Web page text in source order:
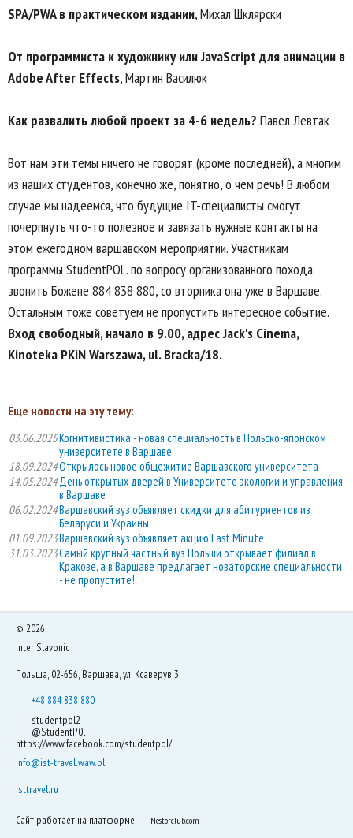
SPA/PWA в практическом издании, Михал Шклярски
От программиста к художнику или JavaScript для анимации в
Adobe After Effects, Мартин Василюк
Как развалить любой проект за 4-6 недель? Павел Левтак
Вот нам эти темы ничего не говорят (кроме последней), а многим
из наших студентов, конечно же, понятно, о чем речь! В любом
случае мы надеемся, что будущие IT-специалисты смогут
почерпнуть что-то полезное и завязать нужные контакты на
этом ежегодном варшавском мероприятии. Участникам
программы StudentPOL. по вопросу организованного похода
звонить Божене 884 838 880, со вторника она уже в Варшаве.
Остальным тоже советуем не пропустить интересное событие.
Вход свободный, начало в 9.00, адрес Jack's Cinema,
Kinoteka PKiN Warszawa, ul. Bracka/18.
Еще новости на эту тему:
03.06.2025Когнитивистика - новая специальность в Польско-японском
университете в Варшаве
18.09.2024Открылось новое общежитие Варшавского университета
14.05.2024 День открытых дверей в Университете экологии и управления
в Варшаве
06.02.2024Варшавский вуз объявляет скидки для абитуриентов из
Беларуси и Украины
01.09.2023Варшавский вуз объявляет акцию Last Minute
31.03.2023Самый крупный частный вуз Польши открывает филиал в
Кракове, а в Варшаве предлагает новаторские специальности
- не пропустите!
© 2026
Inter Slavonic
Польша, 02-656, Варшава, ул. Ксаверув 3
+48 884 838 880
studentpol2
@StudentP0l
https://www.facebook.com/studentpol/
info@ist-travel.waw.pl
isttravel.ru
Сайт работает на платформе Nestorclub.com